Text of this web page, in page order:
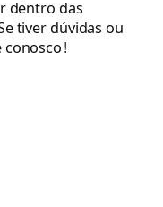
dentro das
tiver dúvidas ou